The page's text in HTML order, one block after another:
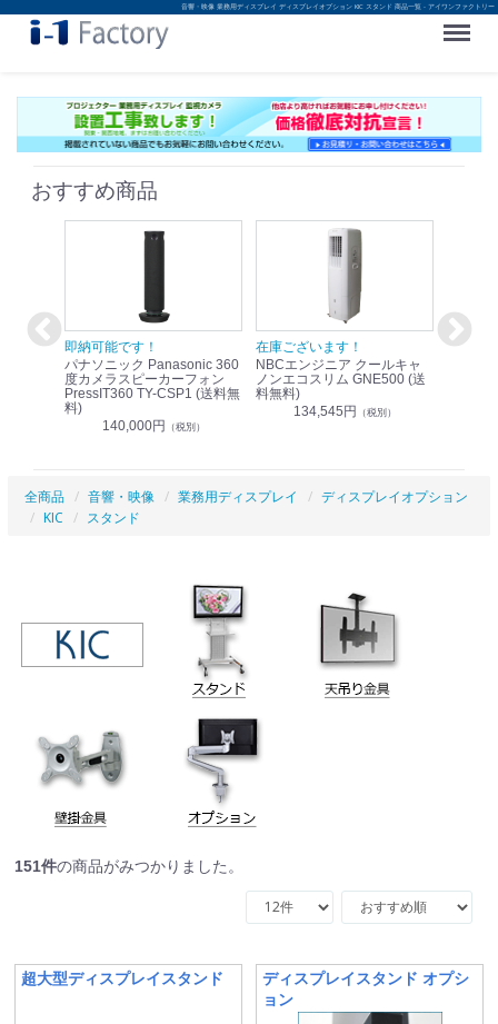
音響・映像 業務用ディスプレイ ディスプレイオプション KIC スタンド 商品一覧 - アイワンファクトリー
Menu
おすすめ商品
即納可能です！
パナソニック Panasonic 360
度カメラスピーカーフォン
PressIT360 TY-CSP1 (送料無
料)
140,000円 （税別）
在庫ございます！
NBCエンジニア クールキャ
ノンエコスリム GNE500 (送
料無料)
134,545円 （税別）
即納可
全商品 音響・映像 業務用ディスプレイ
ディスプレイオプション
KIC
スタンド
151件の商品がみつかりました。
超大型ディスプレイスタンド
ディスプレイスタンド オプシ
ョン